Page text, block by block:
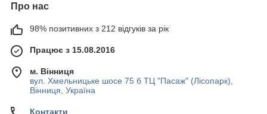
Про нас
98% позитивних з 212 відгуків за рік
Працює з 15.08.2016
м. Вінниця
вул. Хмельницьке шосе 75 б ТЦ "Пасаж" (Лісопарк),
Вінниця, Україна
Контакти